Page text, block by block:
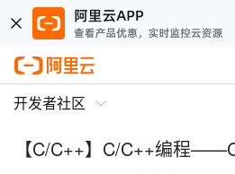
开发者社区
【C/C++】C/C++编程